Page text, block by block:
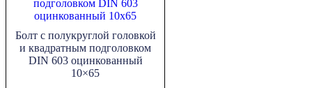
Болт с полукруглой головкой
и квадратным подголовком
DIN 603 оцинкованный
10×65